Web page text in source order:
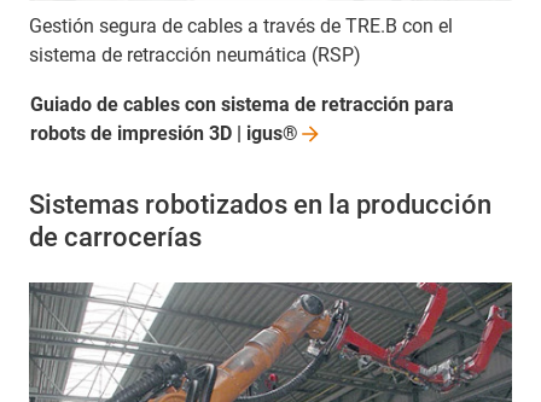
Gestión segura de cables a través de TRE.B con el
sistema de retracción neumática (RSP)
Guiado de cables con sistema de retracción para
robots de impresión 3D | igus®
Sistemas robotizados en la producción
de carrocerías